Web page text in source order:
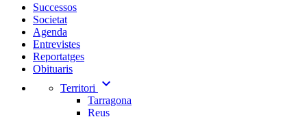
Successos
Societat
Agenda
Entrevistes
Reportatges
Obituaris
Territori
expand_more
Tarragona
Reus